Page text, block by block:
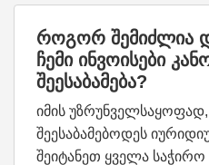
როგორ შემიძლია
ჩემი ინვოისები
შეესაბამება?
იმის
შეესაბამებოდეს
შეიტანეთ ყველა